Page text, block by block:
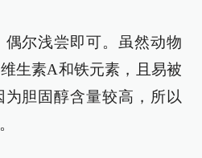
尔浅尝即可。虽然动物
生素A和铁元素，且易被
为胆固醇含量较高，所以